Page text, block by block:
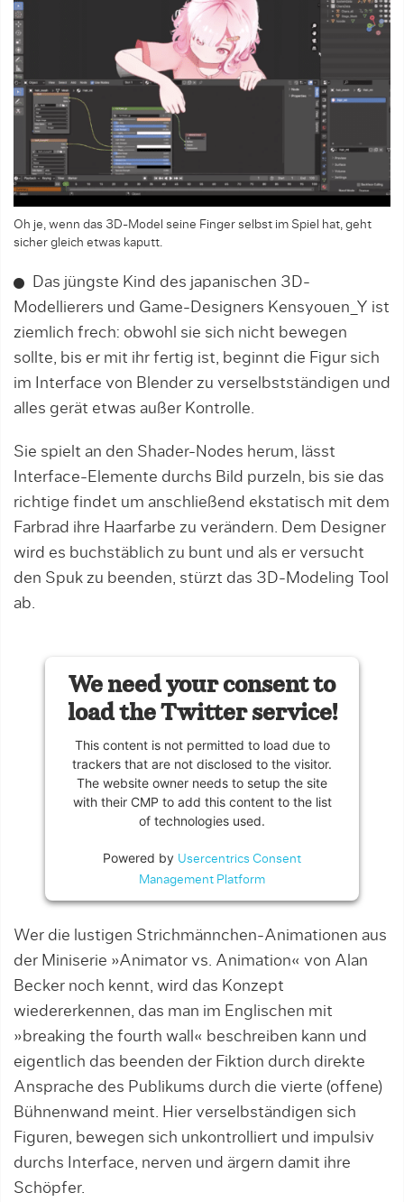
Oh je, wenn das 3D-Model seine Finger selbst im Spiel hat, geht
sicher gleich etwas kaputt.
Das jüngste Kind des japanischen 3D-
Modellierers und Game-Designers Kensyouen_Y ist
ziemlich frech: obwohl sie sich nicht bewegen
sollte, bis er mit ihr fertig ist, beginnt die Figur sich
im Interface von Blender zu verselbstständigen und
alles gerät etwas außer Kontrolle.
Sie spielt an den Shader-Nodes herum, lässt
Interface-Elemente durchs Bild purzeln, bis sie das
richtige findet um anschließend ekstatisch mit dem
Farbrad ihre Haarfarbe zu verändern. Dem Designer
wird es buchstäblich zu bunt und als er versucht
den Spuk zu beenden, stürzt das 3D-Modeling Tool
ab.
We need your consent to
load the Twitter service!
This content is not permitted to load due to
trackers that are not disclosed to the visitor.
The website owner needs to setup the site
with their CMP to add this content to the list
of technologies used.
Powered by Usercentrics Consent
Management Platform
Wer die lustigen Strichmännchen-Animationen aus
der Miniserie »Animator vs. Animation« von Alan
Becker noch kennt, wird das Konzept
wiedererkennen, das man im Englischen mit
»breaking the fourth wall« beschreiben kann und
eigentlich das beenden der Fiktion durch direkte
Ansprache des Publikums durch die vierte (offene)
Bühnenwand meint. Hier verselbständigen sich
Figuren, bewegen sich unkontrolliert und impulsiv
durchs Interface, nerven und ärgern damit ihre
Schöpfer.